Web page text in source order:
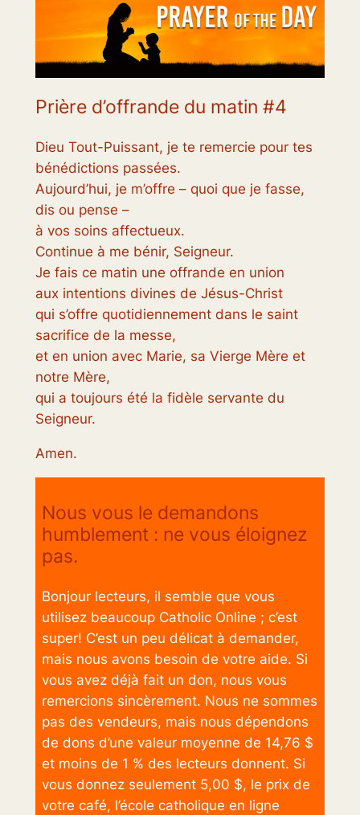
Prière d’offrande du matin #4
Dieu Tout-Puissant, je te remercie pour tes
bénédictions passées.
Aujourd’hui, je m’offre – quoi que je fasse,
dis ou pense –
à vos soins affectueux.
Continue à me bénir, Seigneur.
Je fais ce matin une offrande en union
aux intentions divines de Jésus-Christ
qui s’offre quotidiennement dans le saint
sacrifice de la messe,
et en union avec Marie, sa Vierge Mère et
notre Mère,
qui a toujours été la fidèle servante du
Seigneur.
Amen.
Nous vous le demandons
humblement : ne vous éloignez
pas.
Bonjour lecteurs, il semble que vous
utilisez beaucoup Catholic Online ; c’est
super! C’est un peu délicat à demander,
mais nous avons besoin de votre aide. Si
vous avez déjà fait un don, nous vous
remercions sincèrement. Nous ne sommes
pas des vendeurs, mais nous dépendons
de dons d’une valeur moyenne de 14,76 $
et moins de 1 % des lecteurs donnent. Si
vous donnez seulement 5,00 $, le prix de
votre café, l’école catholique en ligne